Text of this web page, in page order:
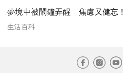
夢境中被鬧鐘弄醒 焦慮又健忘！
生活百科